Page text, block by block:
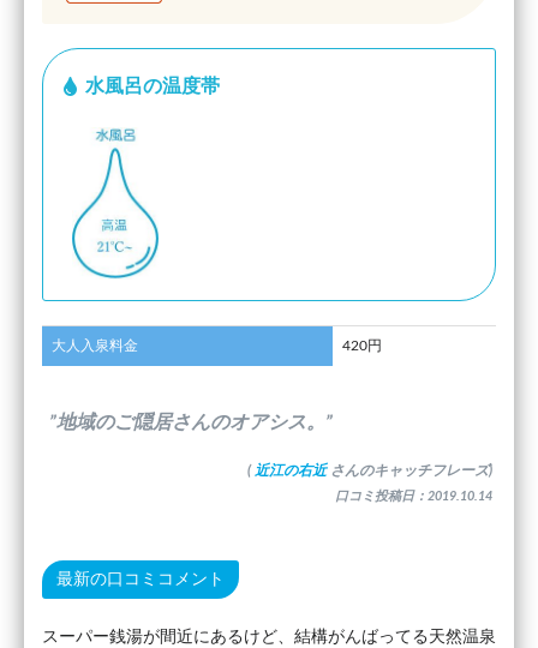
水風呂の温度帯
大人入泉料金 420円
”地域のご隠居さんのオアシス。”
( 近江の右近 さんのキャッチフレーズ)
口コミ投稿日：2019.10.14
最新の口コミコメント
スーパー銭湯が間近にあるけど、結構がんばってる天然温泉